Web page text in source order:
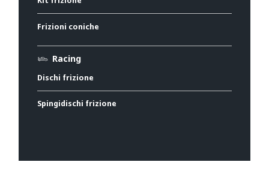
Frizioni coniche
Racing
Dischi frizione
Spingidischi frizione